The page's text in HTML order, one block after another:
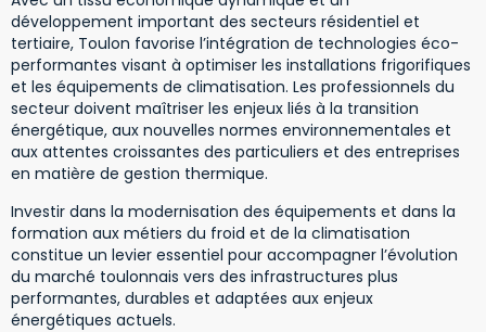
développement important des secteurs résidentiel et
tertiaire, Toulon favorise l’intégration de technologies éco-
performantes visant à optimiser les installations frigorifiques
et les équipements de climatisation. Les professionnels du
secteur doivent maîtriser les enjeux liés à la transition
énergétique, aux nouvelles normes environnementales et
aux attentes croissantes des particuliers et des entreprises
en matière de gestion thermique.
Investir dans la modernisation des équipements et dans la
formation aux métiers du froid et de la climatisation
constitue un levier essentiel pour accompagner l’évolution
du marché toulonnais vers des infrastructures plus
performantes, durables et adaptées aux enjeux
énergétiques actuels.